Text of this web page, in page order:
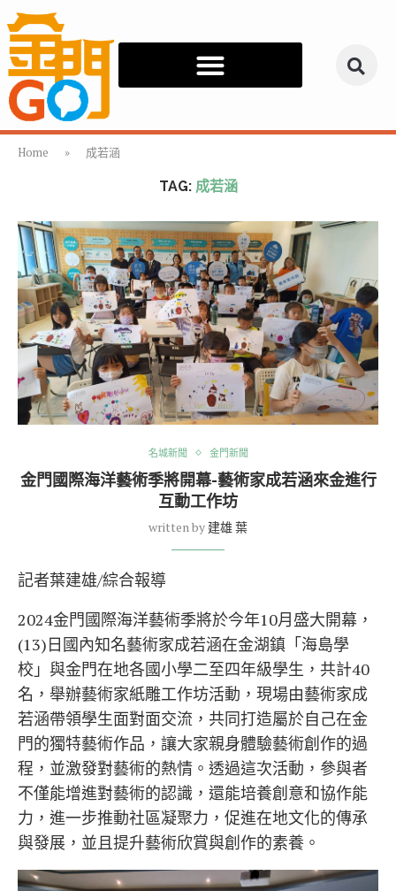
Home » 成若涵
TAG: 成若涵
名城新聞 金門新聞
金門國際海洋藝術季將開幕-藝術家成若涵來金進行
互動工作坊
written by 建雄 葉
記者葉建雄/綜合報導
2024金門國際海洋藝術季將於今年10月盛大開幕，
(13)日國內知名藝術家成若涵在金湖鎮「海島學
校」與金門在地各國小學二至四年級學生，共計40
名，舉辦藝術家紙雕工作坊活動，現場由藝術家成
若涵帶領學生面對面交流，共同打造屬於自己在金
門的獨特藝術作品，讓大家親身體驗藝術創作的過
程，並激發對藝術的熱情。透過這次活動，參與者
不僅能增進對藝術的認識，還能培養創意和協作能
力，進一步推動社區凝聚力，促進在地文化的傳承
與發展，並且提升藝術欣賞與創作的素養。